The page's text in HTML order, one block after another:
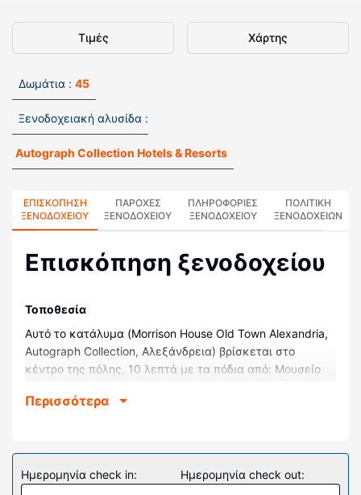
Τιμές Χάρτης
Δωμάτια : 45
Ξενοδοχειακή αλυσίδα :
Autograph Collection Hotels & Resorts
ΕΠΙΣΚΌΠΗΣΗ
ΞΕΝΟΔΟΧΕΊΟΥ
ΠΑΡΟΧΕΣ
ΞΕΝΟΔΟΧΕΙΟΥ
ΠΛΗΡΟΦΟΡΊΕΣ
ΞΕΝΟΔΟΧΕΊΟΥ
ΠΟΛΙΤΙΚΗ
ΞΕΝΟΔΟΧΕΊΩΝ
Επισκόπηση ξενοδοχείου
Τοποθεσία
Αυτό το κατάλυμα (Morrison House Old Town Alexandria,
Autograph Collection, Αλεξάνδρεια) βρίσκεται στο
κέντρο της πόλης, 10 λεπτά με τα πόδια από: Μουσείο
οίκημα). Ξενοδοχείο4 μπουτίκ απέχει 0,9 χλμ. από:
Νιώστε σαν στο σπίτι σας σε ένα από τα 45
Περισσότερα
Ημερομηνία check in: Ημερομηνία check out: